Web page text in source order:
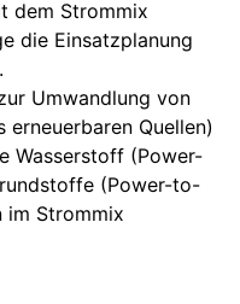
dem Strommix
die Einsatzplanung
Umwandlung von
erneuerbaren Quellen)
Wasserstoff (Power-
(Power-to-
im Strommix